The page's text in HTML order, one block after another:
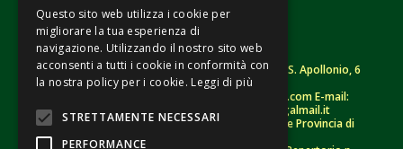
Fondazione Senza Frontiere – ETS |Strada S. Apollonio, 6
– 46042 Castel Goffredo (MN)
– Sito: www.senzafrontiere.com E-mail:
tenuapol@gmail.com– Pec:tenuapol@legalmail.it
C. F. 90008460207 – Registro persone giuridiche Provincia di
Mantova n. 243 (sospeso)
Questo sito web utilizza i cookie per
migliorare la tua esperienza di
navigazione. Utilizzando il nostro sito web
acconsenti a tutti i cookie in conformità con
la nostra policy per i cookie. Leggi di più
STRETTAMENTE NECESSARI
PERFORMANCE